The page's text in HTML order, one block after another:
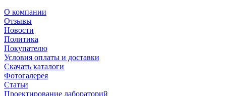
О компании
Отзывы
Новости
Политика
Покупателю
Условия оплаты и доставки
Скачать каталоги
Фотогалерея
Статьи
Проектирование лабораторий